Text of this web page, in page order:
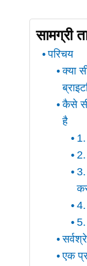
सामग्री
परिचय
क्या
कैसे
है
1.
3.
4.
एक